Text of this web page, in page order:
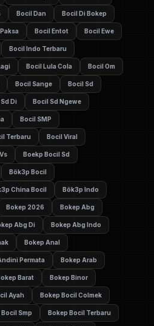
Bocil Dan Bocil Di Bokep
Bocil Entot Bocil Ewe
Bocil Indo Terbaru
Bocil Lula Cola Bocil Om
Bocil Sange Bocil Sd
Di Bocil Sd Ngewe
Bocil SMP
Terbaru Bocil Viral
Boekp Bocil Sd
Bök3p Bocil
China Bocil Bök3p Indo
Bokep 2026 Bokep Abg
Abg Di Bokep Abg Indo
Bokep Anal
Permata Bokep Arab
Barat Bokep Binor
Ayah Bokep Bocil Colmek
Smp Bokep Bocil Terbaru